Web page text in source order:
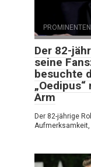
PROMINENTEN
Der 82-
seine
besuchte
Arm
Der 82-jährige